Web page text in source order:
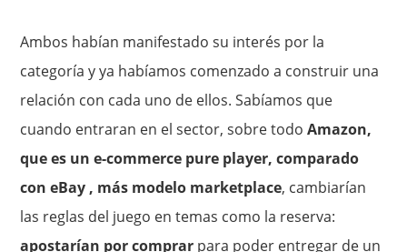
Ambos habían manifestado su interés por la
categoría y ya habíamos comenzado a construir una
relación con cada uno de ellos. Sabíamos que
cuando entraran en el sector, sobre todoAmazon,
que es un e-commerce pure player, comparado
con eBay , más modelo marketplace, cambiarían
las reglas del juego en temas como la reserva:
apostarían por comprar para poder entregar de un